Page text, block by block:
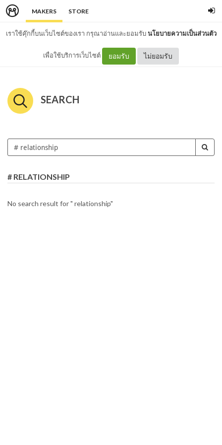
MAKERS STORE
เราใช้คุ๊กกี้บนเว็บไซต์ของเรา กรุณาอ่านและยอมรับนโยบายความเป็นส่วนตัว
เพื่อใช้บริการเว็บไซต์ ยอมรับ ไม่ยอมรับ
SEARCH
# RELATIONSHIP
No search result for " relationship"